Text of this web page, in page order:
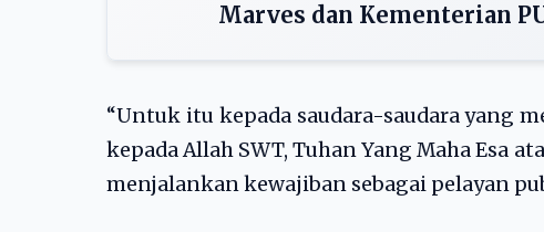
Marves dan Kementerian
“Untuk itu kepada saudara-saudara yang
kepada Allah SWT, Tuhan Yang Maha Esa
menjalankan kewajiban sebagai pelayan